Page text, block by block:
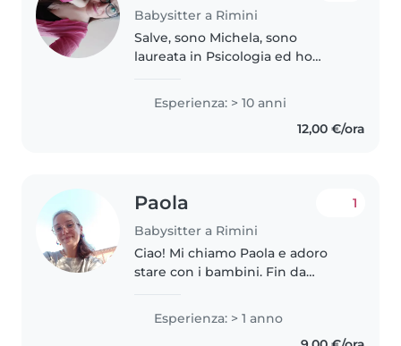
Babysitter a Rimini
Salve, sono Michela, sono
laureata in Psicologia ed ho
che come educatrice scolastica e
d'infanzia. Mi occupo di tutoring
Esperienza: > 10 anni
12,00 €/ora
Paola
Babysitter a Rimini
1
Ciao! Mi chiamo Paola e adoro
stare con i bambini. Fin da
giochi, aiutare i cuginetti con i
compiti e ascoltare le loro storie.
Esperienza: > 1 anno